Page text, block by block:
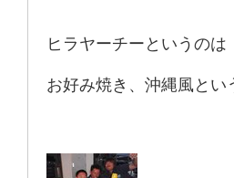
ヒラヤーチーというのは
お好み焼き、沖縄風とい